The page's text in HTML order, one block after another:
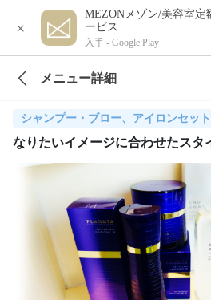
×
MEZONメゾン/美容室定
ービス
入手 - Google Play
メニュー詳細
シャンプー・ブロー、アイロンセット
なりたいイメージに合わせたスタ